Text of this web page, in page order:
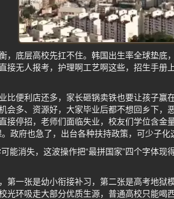
，底层高校先扛不住。韩国出生率全球垫底
接无人报考，护理啊工艺啊这些，招生手册
比便利店还多，家长砸锅卖铁也要让孩子赢
会多、资源好，大家毕业后都不想回乡下，
接停招，老师们面临失业，校友们学位含金
政府也急了，出台各种扶持政策，可少子化
能消失，这波操作把“最拼国家”四个字体现
第一张是幼小衔接补习，第二张是高考地狱
光环吸走大部分优质生源，普通高校只能喝